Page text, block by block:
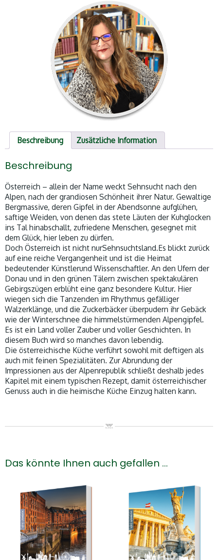
Beschreibung Zusätzliche Information
Beschreibung
Österreich – allein der Name weckt Sehnsucht nach den
Alpen, nach der grandiosen Schönheit ihrer Natur. Gewaltige
Bergmassive, deren Gipfel in der Abendsonne aufglühen,
saftige Weiden, von denen das stete Läuten der Kuhglocken
ins Tal hinabschallt, zufriedene Menschen, gesegnet mit
dem Glück, hier leben zu dürfen.
Doch Österreich ist nicht nurSehnsuchtsland.Es blickt zurück
auf eine reiche Vergangenheit und ist die Heimat
bedeutender Künstlerund Wissenschaftler. An den Ufern der
Donau und in den grünen Tälern zwischen spektakulären
Gebirgszügen erblüht eine ganz besondere Kultur. Hier
wiegen sich die Tanzenden im Rhythmus gefälliger
Walzerklänge, und die Zuckerbäcker überpudern ihr Gebäck
wie der Winterschnee die himmelstürmenden Alpengipfel.
Es ist ein Land voller Zauber und voller Geschichten. In
diesem Buch wird so manches davon lebendig.
Die österreichische Küche verführt sowohl mit deftigen als
auch mit feinen Spezialitäten. Zur Abrundung der
Impressionen aus der Alpenrepublik schließt deshalb jedes
Kapitel mit einem typischen Rezept, damit österreichischer
Genuss auch in die heimische Küche Einzug halten kann.
Das könnte Ihnen auch gefallen …